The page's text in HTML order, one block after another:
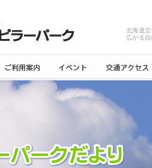
北海道
広がる